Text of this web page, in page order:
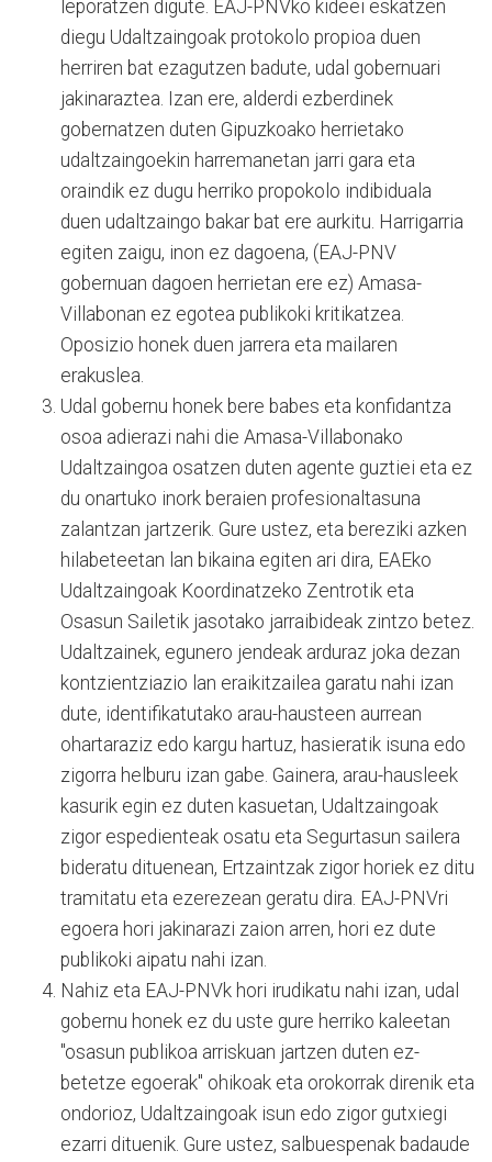
leporatzen digute. EAJ-PNVko kideei eskatzen
diegu Udaltzaingoak protokolo propioa duen
herriren bat ezagutzen badute, udal gobernuari
jakinaraztea. Izan ere, alderdi ezberdinek
gobernatzen duten Gipuzkoako herrietako
udaltzaingoekin harremanetan jarri gara eta
oraindik ez dugu herriko propokolo indibiduala
duen udaltzaingo bakar bat ere aurkitu. Harrigarria
egiten zaigu, inon ez dagoena, (EAJ-PNV
gobernuan dagoen herrietan ere ez) Amasa-
Villabonan ez egotea publikoki kritikatzea.
Oposizio honek duen jarrera eta mailaren
erakuslea.
Udal gobernu honek bere babes eta konfidantza
osoa adierazi nahi die Amasa-Villabonako
Udaltzaingoa osatzen duten agente guztiei eta ez
du onartuko inork beraien profesionaltasuna
zalantzan jartzerik. Gure ustez, eta bereziki azken
hilabeteetan lan bikaina egiten ari dira, EAEko
Udaltzaingoak Koordinatzeko Zentrotik eta
Osasun Sailetik jasotako jarraibideak zintzo betez.
Udaltzainek, egunero jendeak arduraz joka dezan
kontzientziazio lan eraikitzailea garatu nahi izan
dute, identifikatutako arau-hausteen aurrean
ohartaraziz edo kargu hartuz, hasieratik isuna edo
zigorra helburu izan gabe. Gainera, arau-hausleek
kasurik egin ez duten kasuetan, Udaltzaingoak
zigor espedienteak osatu eta Segurtasun sailera
bideratu dituenean, Ertzaintzak zigor horiek ez ditu
tramitatu eta ezerezean geratu dira. EAJ-PNVri
egoera hori jakinarazi zaion arren, hori ez dute
publikoki aipatu nahi izan.
Nahiz eta EAJ-PNVk hori irudikatu nahi izan, udal
gobernu honek ez du uste gure herriko kaleetan
"osasun publikoa arriskuan jartzen duten ez-
betetze egoerak" ohikoak eta orokorrak direnik eta
ondorioz, Udaltzaingoak isun edo zigor gutxiegi
ezarri dituenik. Gure ustez, salbuespenak badaude